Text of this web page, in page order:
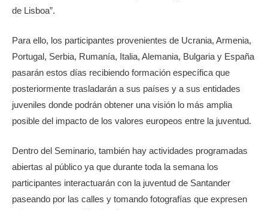
de Lisboa”.
Para ello, los participantes provenientes de Ucrania, Armenia,
Portugal, Serbia, Rumanía, Italia, Alemania, Bulgaria y España
pasarán estos días recibiendo formación específica que
posteriormente trasladarán a sus países y a sus entidades
juveniles donde podrán obtener una visión lo más amplia
posible del impacto de los valores europeos entre la juventud.
Dentro del Seminario, también hay actividades programadas
abiertas al público ya que durante toda la semana los
participantes interactuarán con la juventud de Santander
paseando por las calles y tomando fotografías que expresen